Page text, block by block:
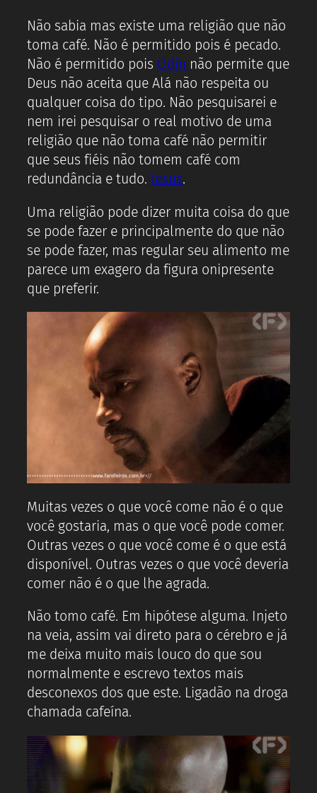
Não sabia mas existe uma religião que não
toma café. Não é permitido pois é pecado.
Não é permitido pois Odin não permite que
Deus não aceita que Alá não respeita ou
qualquer coisa do tipo. Não pesquisarei e
nem irei pesquisar o real motivo de uma
religião que não toma café não permitir
que seus fiéis não tomem café com
redundância e tudo. Jesus.
Uma religião pode dizer muita coisa do que
se pode fazer e principalmente do que não
se pode fazer, mas regular seu alimento me
parece um exagero da figura onipresente
que preferir.
Muitas vezes o que você come não é o que
você gostaria, mas o que você pode comer.
Outras vezes o que você come é o que está
disponível. Outras vezes o que você deveria
comer não é o que lhe agrada.
Não tomo café. Em hipótese alguma. Injeto
na veia, assim vai direto para o cérebro e já
me deixa muito mais louco do que sou
normalmente e escrevo textos mais
desconexos dos que este. Ligadão na droga
chamada cafeína.